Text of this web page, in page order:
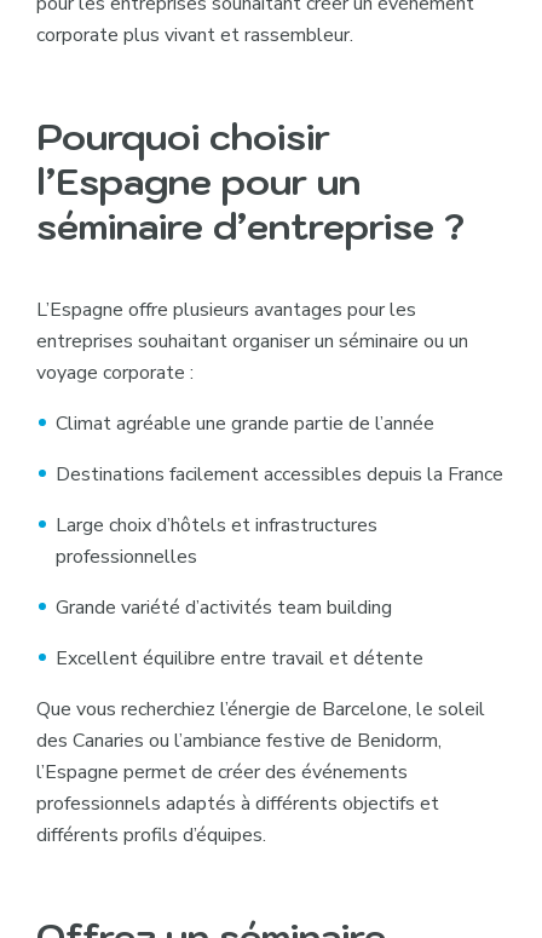
corporate plus vivant et rassembleur.
Pourquoi choisir
l’Espagne pour un
séminaire d’entreprise ?
L’Espagne offre plusieurs avantages pour les
entreprises souhaitant organiser un séminaire ou un
voyage corporate :
Climat agréable une grande partie de l’année
Destinations facilement accessibles depuis la France
Large choix d’hôtels et infrastructures
professionnelles
Grande variété d’activités team building
Excellent équilibre entre travail et détente
Que vous recherchiez l’énergie de Barcelone, le soleil
des Canaries ou l’ambiance festive de Benidorm,
l’Espagne permet de créer des événements
professionnels adaptés à différents objectifs et
différents profils d’équipes.